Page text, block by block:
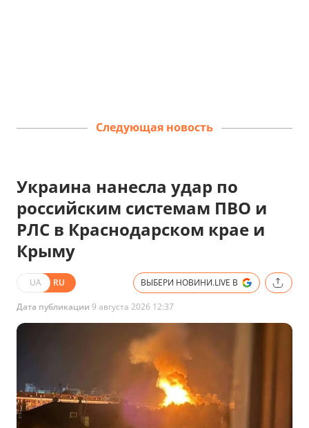
Следующая новость
Украина нанесла удар по
российским системам ПВО и
РЛС в Краснодарском крае и
Крыму
UA RU ВЫБЕРИ НОВИНИ.LIVE В
Дата публикации 9 августа 2026 12:37